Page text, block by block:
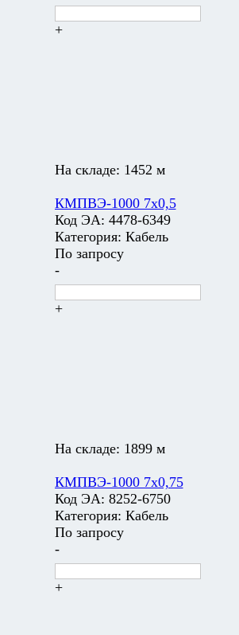
+
На складе: 1452 м
КМПВЭ-1000 7х0,5
Код ЭА: 4478-6349
Категория: Кабель
По запросу
-
+
На складе: 1899 м
КМПВЭ-1000 7х0,75
Код ЭА: 8252-6750
Категория: Кабель
По запросу
-
+